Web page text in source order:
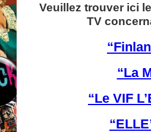
Veuillez trouver ici
TV
“La
“Le VIF